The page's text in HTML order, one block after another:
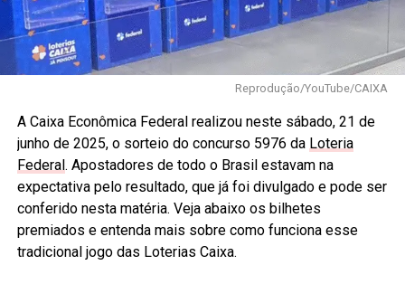
Reprodução/YouTube/CAIXA
A Caixa Econômica Federal realizou neste sábado, 21 de
junho de 2025, o sorteio do concurso 5976 da Loteria
Federal. Apostadores de todo o Brasil estavam na
expectativa pelo resultado, que já foi divulgado e pode ser
conferido nesta matéria. Veja abaixo os bilhetes
premiados e entenda mais sobre como funciona esse
tradicional jogo das Loterias Caixa.